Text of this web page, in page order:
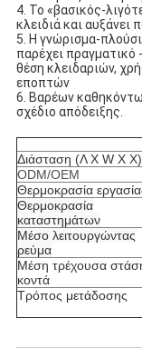
4. Το «βασικός-
κλειδιά και αυξάνει
5. Η γνώρισμα-
παρέχει πραγματικό
θέση κλειδαριών,
εποπτών
6. Βαρέων
σχέδιο απόδειξης.
Διάσταση (Λ Χ W Χ Χ)
ODM/OEM
Θερμοκρασία
Θερμοκρασία
καταστημάτων
Μέσο λειτουργώντας
ρεύμα
Μέση τρέχουσα
κοντά
Τρόπος μετάδοσης